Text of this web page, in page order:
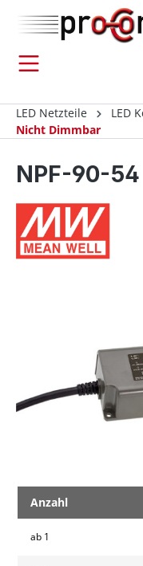
springen
LED Netzteile
LED
Nicht Dimmbar
NPF-90-54
Anzahl
ab 1